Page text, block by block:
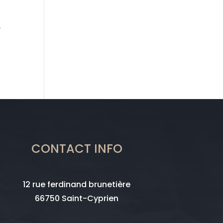
CONTACT INFO
12 rue ferdinand brunetière
66750 Saint-Cyprien